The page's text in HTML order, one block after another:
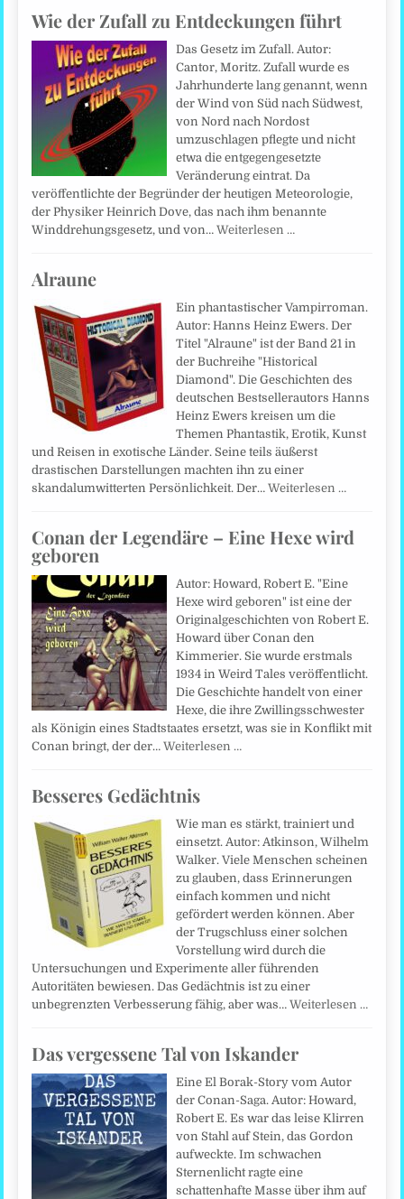
Wie der Zufall zu Entdeckungen führt
Das Gesetz im Zufall. Autor:
Cantor, Moritz. Zufall wurde es
Jahrhunderte lang genannt, wenn
der Wind von Süd nach Südwest,
von Nord nach Nordost
umzuschlagen pflegte und nicht
etwa die entgegengesetzte
Veränderung eintrat. Da
veröffentlichte der Begründer der heutigen Meteorologie,
der Physiker Heinrich Dove, das nach ihm benannte
Winddrehungsgesetz, und von…Weiterlesen …
Alraune
Ein phantastischer Vampirroman.
Autor: Hanns Heinz Ewers. Der
Titel "Alraune" ist der Band 21 in
der Buchreihe "Historical
Diamond". Die Geschichten des
deutschen Bestsellerautors Hanns
Heinz Ewers kreisen um die
Themen Phantastik, Erotik, Kunst
und Reisen in exotische Länder. Seine teils äußerst
drastischen Darstellungen machten ihn zu einer
skandalumwitterten Persönlichkeit. Der…Weiterlesen …
Conan der Legendäre – Eine Hexe wird
geboren
Autor: Howard, Robert E. "Eine
Hexe wird geboren" ist eine der
Originalgeschichten von Robert E.
Howard über Conan den
Kimmerier. Sie wurde erstmals
1934 in Weird Tales veröffentlicht.
Die Geschichte handelt von einer
Hexe, die ihre Zwillingsschwester
als Königin eines Stadtstaates ersetzt, was sie in Konflikt mit
Conan bringt, der der…Weiterlesen …
Besseres Gedächtnis
Wie man es stärkt, trainiert und
einsetzt. Autor: Atkinson, Wilhelm
Walker. Viele Menschen scheinen
zu glauben, dass Erinnerungen
einfach kommen und nicht
gefördert werden können. Aber
der Trugschluss einer solchen
Vorstellung wird durch die
Untersuchungen und Experimente aller führenden
Autoritäten bewiesen. Das Gedächtnis ist zu einer
unbegrenzten Verbesserung fähig, aber was…Weiterlesen …
Das vergessene Tal von Iskander
Eine El Borak-Story vom Autor
der Conan-Saga. Autor: Howard,
Robert E. Es war das leise Klirren
von Stahl auf Stein, das Gordon
aufweckte. Im schwachen
Sternenlicht ragte eine
schattenhafte Masse über ihm auf